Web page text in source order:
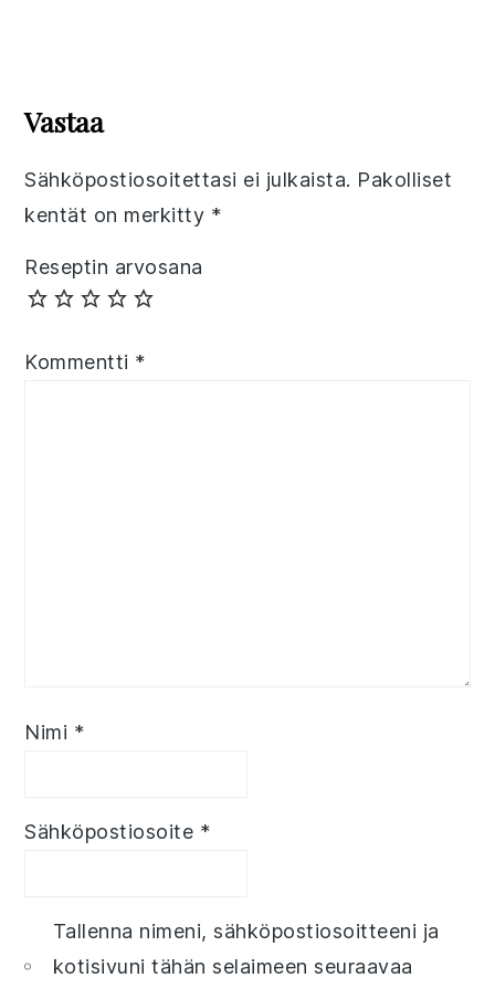
Interactions
Vastaa
Sähköpostiosoitettasi ei julkaista. Pakolliset
kentät on merkitty *
Reseptin arvosana
Kommentti *
Nimi *
Sähköpostiosoite *
Tallenna nimeni, sähköpostiosoitteeni ja
kotisivuni tähän selaimeen seuraavaa